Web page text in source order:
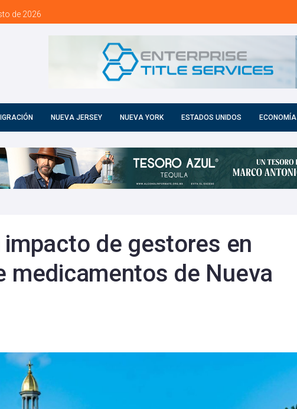
de 2026
NUEVA JERSEY NUEVA YORK ESTADOS UNIDOS ECONOMÍA
impacto de gestores en
medicamentos de Nueva